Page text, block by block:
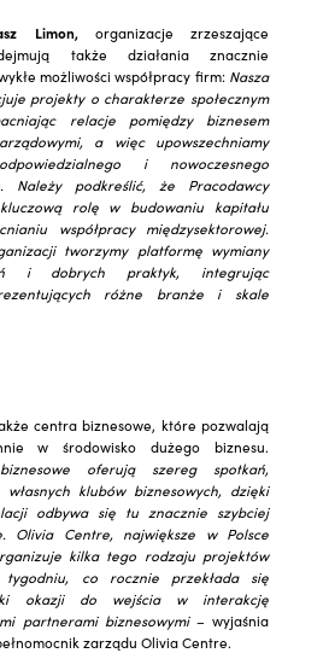
Limon,organizacje zrzeszające
także działania znacznie
możliwości współpracy firm: Nasza
projekty o charakterze społecznym
relacje pomiędzy biznesem
a więc upowszechniamy
i nowoczesnego
Należy podkreślić, że Pracodawcy
rolę w budowaniu kapitału
współpracy międzysektorowej.
tworzymy platformę wymiany
i dobrych praktyk, integrując
różne branże i skale
centra biznesowe, które pozwalają
w środowisko dużego biznesu.
oferują szereg spotkań,
klubów biznesowych, dzięki
odbywa się tu znacznie szybciej
Olivia Centre, największe w Polsce
kilka tego rodzaju projektów
co rocznie przekłada się
okazji do wejścia w interakcję
partnerami biznesowymi– wyjaśnia
zarządu Olivia Centre.